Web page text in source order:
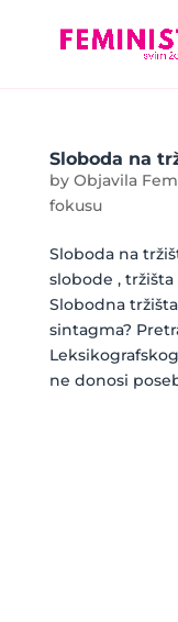
Sloboda na
by Objavila
fokusu
Sloboda na
slobode , tržišta
Slobodna
sintagma?
ne donosi